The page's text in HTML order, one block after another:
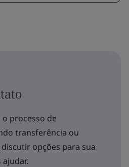
processo de
transferência ou
opções para sua